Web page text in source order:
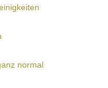
normal